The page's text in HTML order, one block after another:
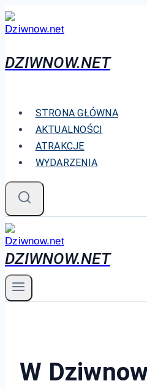
Przejdź
do
DZIWNOW.NET
STRONA GŁÓWNA
AKTUALNOŚCI
ATRAKCJE
WYDARZENIA
DZIWNOW.NET
W